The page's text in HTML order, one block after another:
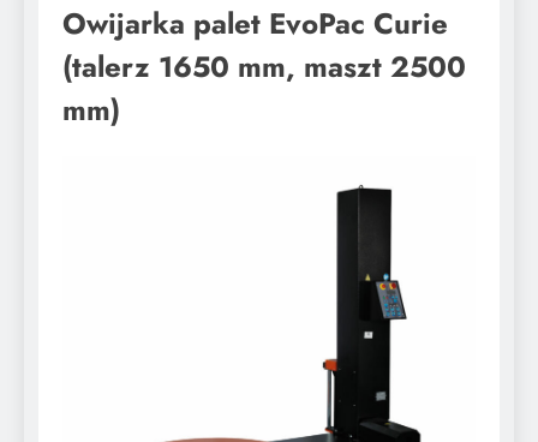
Owijarka palet EvoPac Curie
(talerz 1650 mm, maszt 2500
mm)